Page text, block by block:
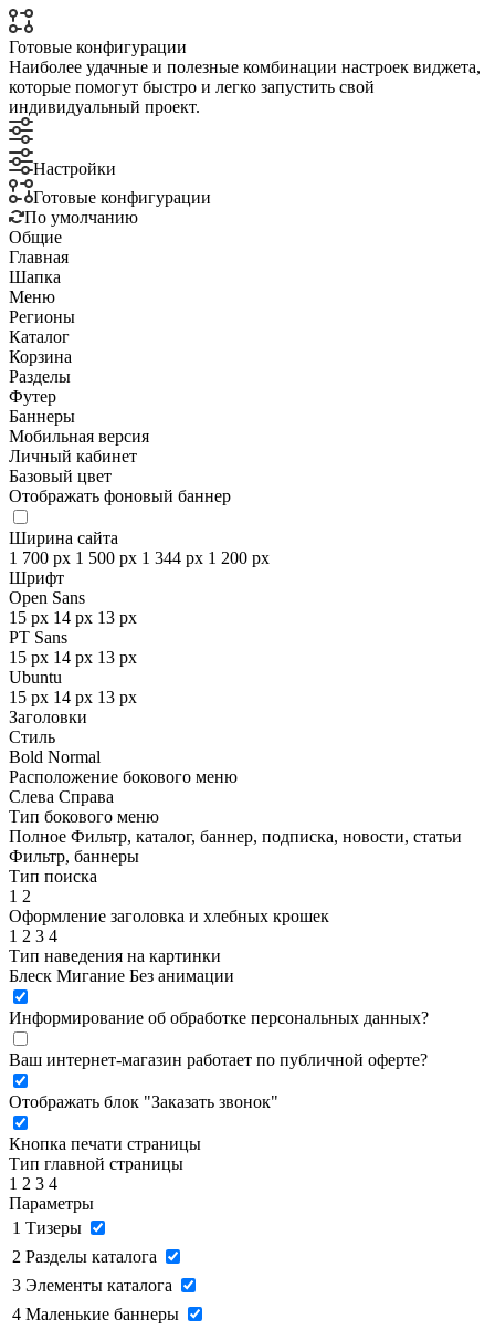
Готовые конфигурации
Наиболее удачные и полезные комбинации настроек виджета,
которые помогут быстро и легко запустить свой
индивидуальный проект.
Настройки
Готовые конфигурации
По умолчанию
Общие
Главная
Шапка
Меню
Регионы
Каталог
Корзина
Разделы
Футер
Баннеры
Мобильная версия
Личный кабинет
Базовый цвет
Отображать фоновый баннер
Ширина сайта
1 700 px 1 500 px 1 344 px 1 200 px
Шрифт
Open Sans
15 px 14 px 13 px
PT Sans
15 px 14 px 13 px
Ubuntu
15 px 14 px 13 px
Заголовки
Стиль
Bold Normal
Расположение бокового меню
Слева Справа
Тип бокового меню
Полное Фильтр, каталог, баннер, подписка, новости, статьи
Фильтр, баннеры
Тип поиска
1 2
Оформление заголовка и хлебных крошек
1 2 3 4
Тип наведения на картинки
Блеск Мигание Без анимации
Информирование об обработке персональных данных?
Ваш интернет-магазин работает по публичной оферте?
Отображать блок "Заказать звонок"
Кнопка печати страницы
Тип главной страницы
1 2 3 4
Параметры
1 Тизеры
2 Разделы каталога
3 Элементы каталога
4 Маленькие баннеры